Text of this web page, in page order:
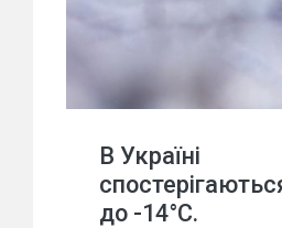
В Україні
до -14°С.